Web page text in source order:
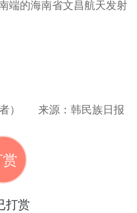
端的海南省文昌航天发射
） 来源：韩民族日报
打赏